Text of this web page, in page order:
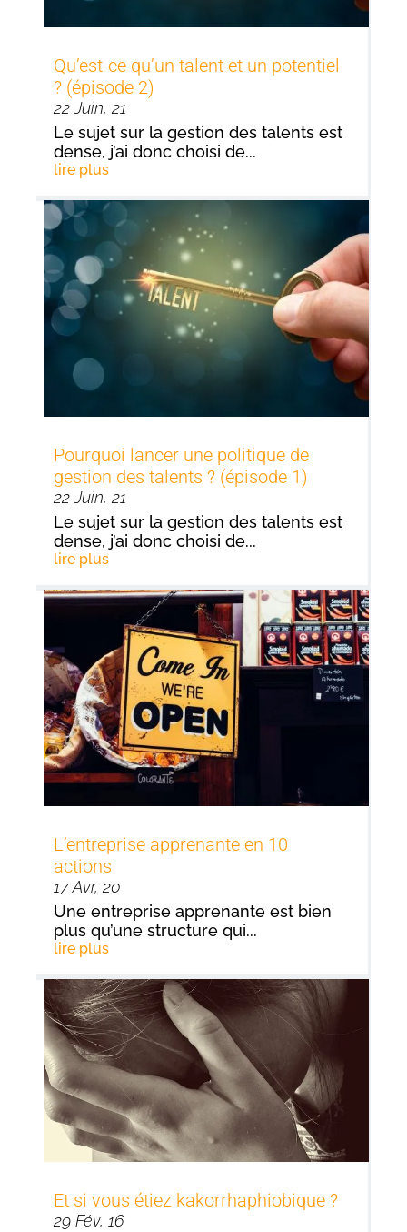
Qu’est-ce qu’un talent et un potentiel
? (épisode 2)
22 Juin, 21
Le sujet sur la gestion des talents est
dense, j’ai donc choisi de...
lire plus
Pourquoi lancer une politique de
gestion des talents ? (épisode 1)
22 Juin, 21
Le sujet sur la gestion des talents est
dense, j’ai donc choisi de...
lire plus
L’entreprise apprenante en 10
actions
17 Avr, 20
Une entreprise apprenante est bien
plus qu’une structure qui...
lire plus
Et si vous étiez kakorrhaphiobique ?
29 Fév, 16